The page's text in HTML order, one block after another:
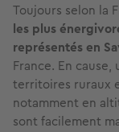
Toujours selon la
les plus
représentés en
France. En
territoires ruraux
notamment en
sont facilement